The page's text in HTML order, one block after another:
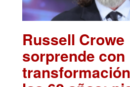
Russell Crowe
sorprende con